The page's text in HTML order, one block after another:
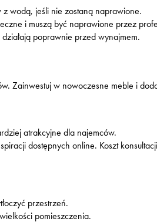
wodą, jeśli nie zostaną naprawione.
i muszą być naprawione przez
poprawnie przed wynajmem.
Zainwestuj w nowoczesne meble i
atrakcyjne dla najemców.
dostępnych online. Koszt
przestrzeń.
pomieszczenia.